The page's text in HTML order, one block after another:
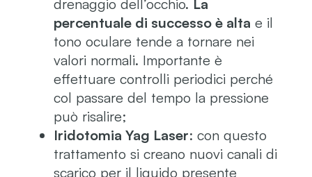
drenaggio dell’occhio. La
percentuale di successo è alta e il
tono oculare tende a tornare nei
valori normali. Importante è
effettuare controlli periodici perché
col passare del tempo la pressione
può risalire;
Iridotomia Yag Laser: con questo
trattamento si creano nuovi canali di
scarico per il liquido presente